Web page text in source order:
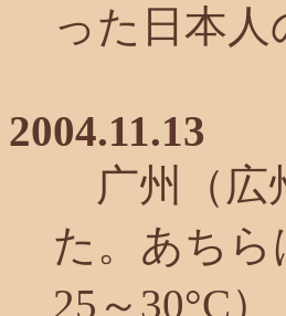
った日本
2004.11.13
广州（広
た。あち
25～30°C